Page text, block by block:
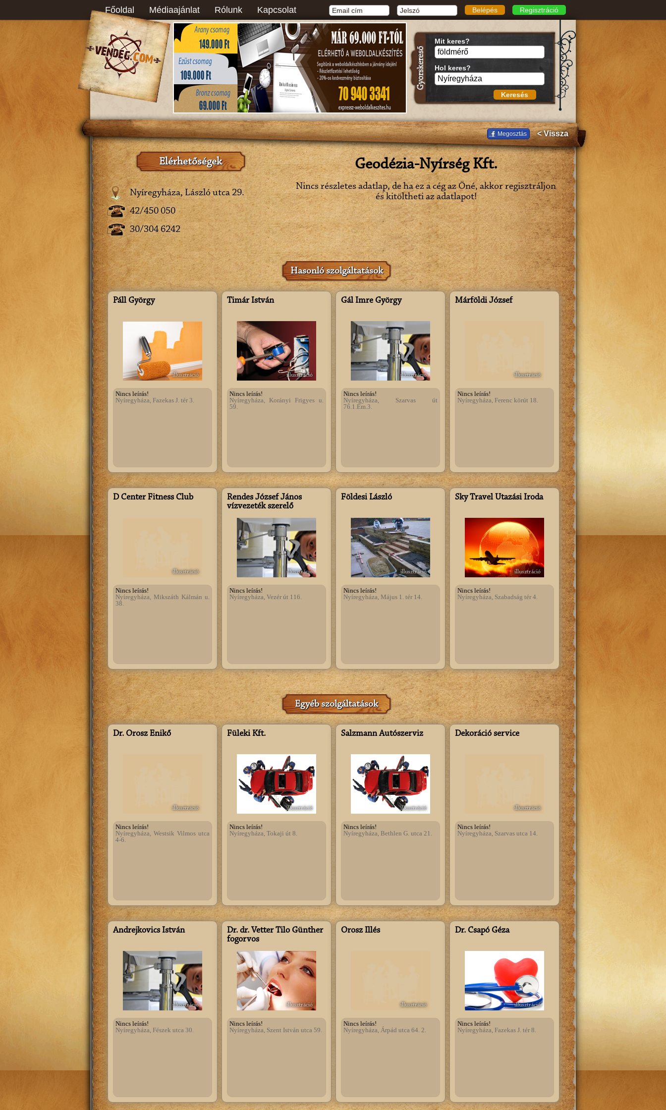
Főoldal Médiaajánlat Rólunk Kapcsolat Regisztráció
Belépés
Mit keres?
Hol keres?
Keresés
< Vissza
Megosztás
Elérhetőségek
Nyíregyháza, László utca 29.
42/450 050
30/304 6242
Geodézia-Nyírség Kft.
Nincs részletes adatlap, de ha ez a cég az Öné, akkor regisztráljon
és kitöltheti az adatlapot!
Szeretnék regisztrálni!
Hasonló szolgáltatások
Páll György
illusztráció
Nincs leírás!
Nyíregyháza, Fazekas J. tér 3.
Timár István
illusztráció
Nincs leírás!
Nyíregyháza, Korányi Frigyes u.
59.
Gál Imre György
illusztráció
Nincs leírás!
Nyíregyháza, Szarvas út
76.1.Em.3.
Márföldi József
illusztráció
Nincs leírás!
Nyíregyháza, Ferenc körút 18.
D Center Fitness Club
illusztráció
Nincs leírás!
Nyíregyháza, Mikszáth Kálmán u.
38.
Rendes József János
vízvezeték szerelő
illusztráció
Nincs leírás!
Nyíregyháza, Vezér út 116.
Földesi László
illusztráció
Nincs leírás!
Nyíregyháza, Május 1. tér 14.
Sky Travel Utazási Iroda
illusztráció
Nincs leírás!
Nyíregyháza, Szabadság tér 4.
Egyéb szolgáltatások
Dr. Orosz Enikő
illusztráció
Nincs leírás!
Nyíregyháza, Westsik Vilmos utca
4-6.
Füleki Kft.
illusztráció
Nincs leírás!
Nyíregyháza, Tokaji út 8.
Salzmann Autószerviz
illusztráció
Nincs leírás!
Nyíregyháza, Bethlen G. utca 21.
Dekoráció service
illusztráció
Nincs leírás!
Nyíregyháza, Szarvas utca 14.
Andrejkovics István
illusztráció
Nincs leírás!
Nyíregyháza, Fészek utca 30.
Dr. dr. Vetter Tilo Günther
fogorvos
illusztráció
Nincs leírás!
Nyíregyháza, Szent István utca 59.
Orosz Illés
illusztráció
Nincs leírás!
Nyíregyháza, Árpád utca 64. 2.
Dr. Csapó Géza
illusztráció
Nincs leírás!
Nyíregyháza, Fazekas J. tér 8.